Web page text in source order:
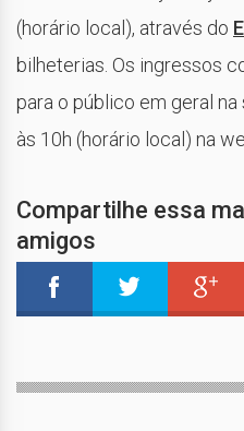
(horário local), através do
bilheterias. Os ingressos
para o público em geral
às 10h (horário local) na
Compartilhe essa
amigos